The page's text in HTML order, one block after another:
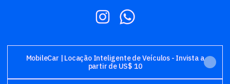
MobileCar | Locação Inteligente de Veículos - Invista a
partir de US$ 10